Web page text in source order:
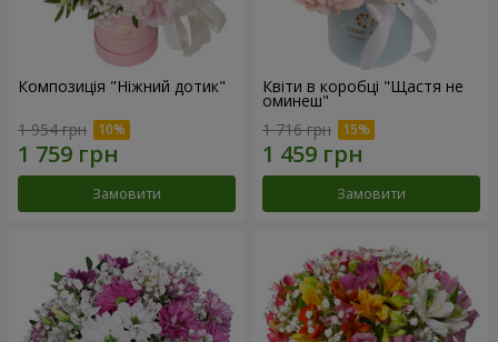
Композиція "Ніжний дотик"
1 954 грн
Замовити
Квіти в коробці "Щастя не
оминеш"
1 716 грн
Замовити